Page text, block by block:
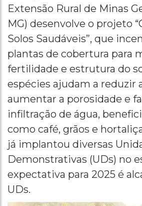
Extensão Rural de Minas
MG) desenvolve o projeto
Solos Saudáveis”, que
plantas de cobertura para
fertilidade e estrutura do
espécies ajudam a reduzir
aumentar a porosidade e
infiltração de água,
como café, grãos e
já implantou diversas
Demonstrativas (UDs) no
expectativa para 2025 é
UDs.